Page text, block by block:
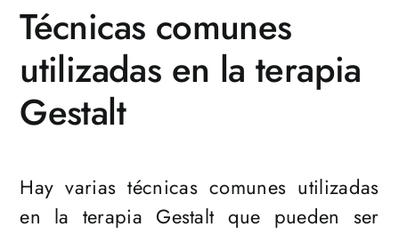
Técnicas comunes
utilizadas en la terapia
Gestalt
Hay varias técnicas comunes utilizadas
en la terapia Gestalt que pueden ser